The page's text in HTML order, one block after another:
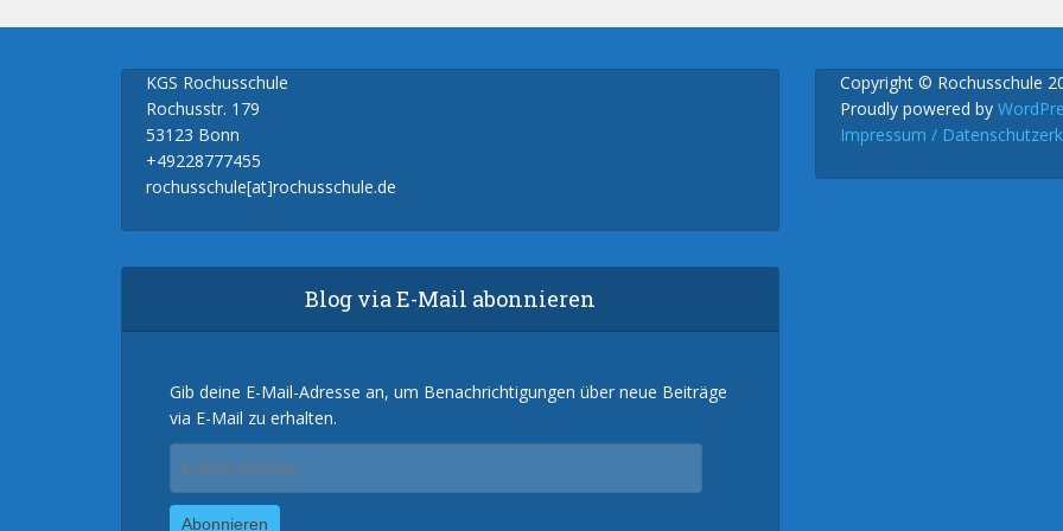
KGS Rochusschule
Rochusstr. 179
53123 Bonn
+49228777455
rochusschule[at]rochusschule.de
Blog via E-Mail abonnieren
Gib deine E-Mail-Adresse an, um Benachrichtigungen über neue Beiträge
via E-Mail zu erhalten.
Mail-
Adresse
Abonnieren
Copyright © Rochusschule
Proudly powered by
Impressum /